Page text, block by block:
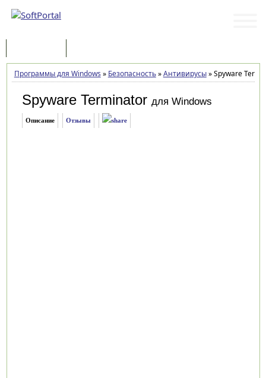
Программы для Windows » Безопасность»Антивирусы»Spyware
Spyware Terminator для Windows
Описание Отзывы